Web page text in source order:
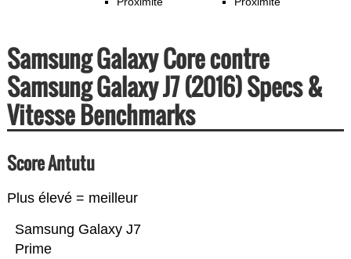
Samsung Galaxy Core contre
Samsung Galaxy J7 (2016) Specs &
Vitesse Benchmarks
Score Antutu
Plus élevé = meilleur
Samsung Galaxy J7
Prime